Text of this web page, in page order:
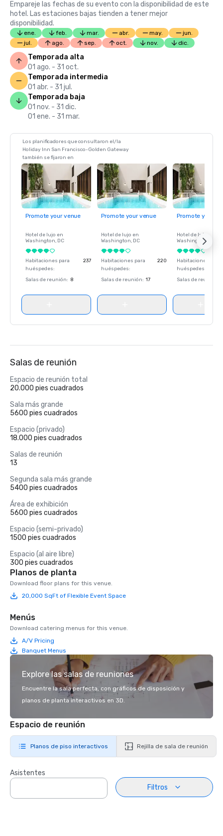
Empareje las fechas de su evento con la disponibilidad de este
hotel. Las estaciones bajas tienden a tener mejor
disponibilidad.
ene. feb. mar. abr. may.
jun.
jul.
ago. sep. oct. nov. dic.
Temporada alta
01 ago. - 31 oct.
Temporada intermedia
01 abr. - 31 jul.
Temporada baja
01 nov. - 31 dic.
01 ene. - 31 mar.
Los planificadores que consultaron el/la
Holiday Inn San Francisco-Golden Gateway
también se fijaron en
Promote your venue
Hotel de lujo en
Washington, DC
Habitaciones para
huéspedes:
237
Salas de reunión: 8
Promote your venue
Hotel de lujo en
Washington, DC
Habitaciones para
huéspedes:
220
Salas de reunión: 17
Promote your
Hotel de lujo en
Washington
Habitaciones para
huéspedes
Salas de reunión
Salas de reunión
Espacio de reunión total
20.000 pies cuadrados
Sala más grande
5600 pies cuadrados
Espacio (privado)
18.000 pies cuadrados
Salas de reunión
13
Segunda sala más grande
5400 pies cuadrados
Área de exhibición
5600 pies cuadrados
Espacio (semi-privado)
1500 pies cuadrados
Espacio (al aire libre)
300 pies cuadrados
Planos de planta
Download floor plans for this venue.
20,000 SqFt of Flexible Event Space
Menús
Download catering menus for this venue.
A/V Pricing
Banquet Menus
Explore las salas de reuniones
Encuentre la sala perfecta, con gráficos de disposición y
planos de planta interactivos en 3D.
Espacio de reunión
Planos de piso interactivos Rejilla de sala de reunión
Asistentes
Filtros